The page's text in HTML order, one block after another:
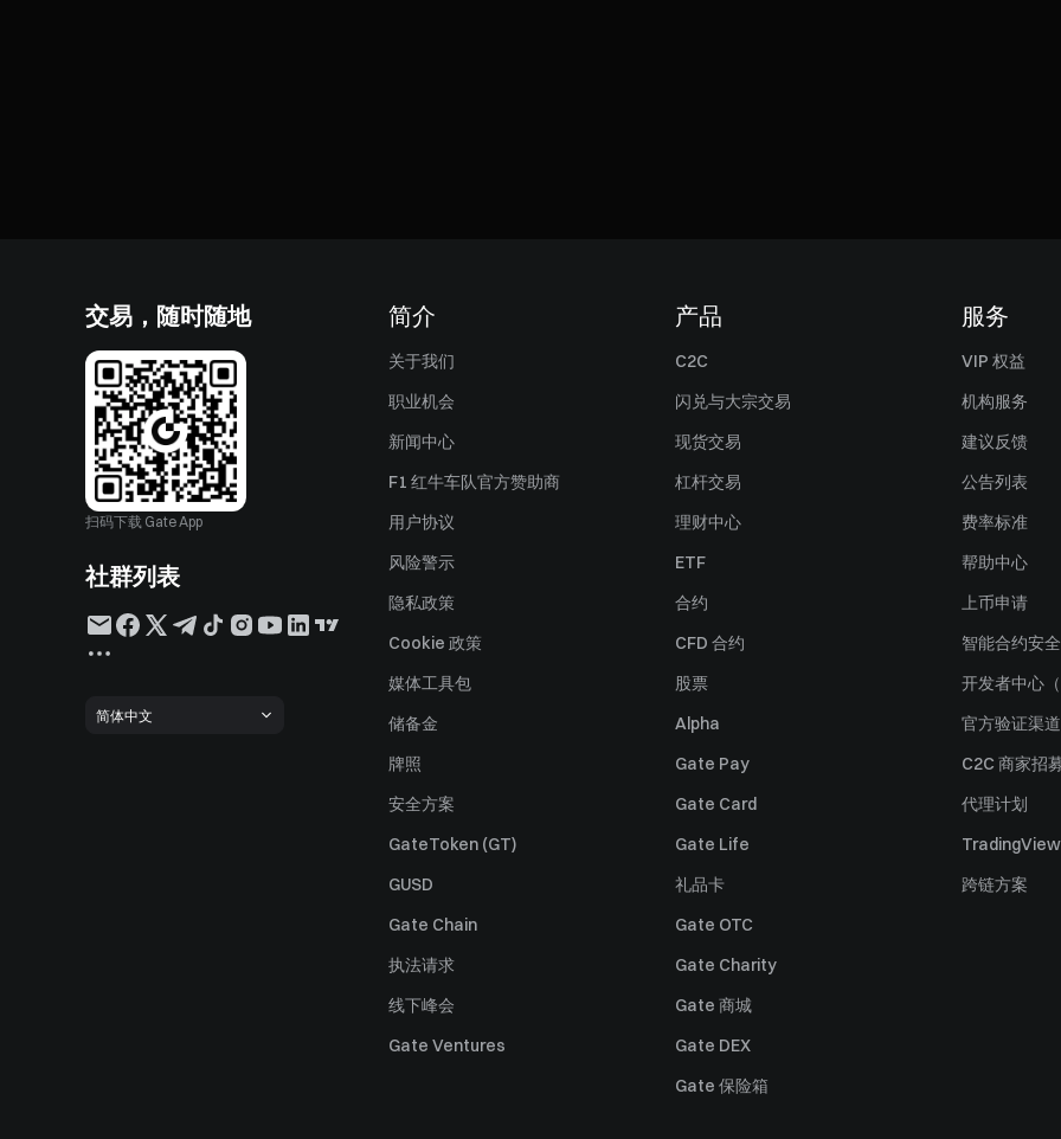
交易，随时随地
扫码下载 Gate App
社群列表
简体中文
简介
关于我们
职业机会
新闻中心
F1 红牛车队官方赞助商
用户协议
风险警示
隐私政策
Cookie 政策
媒体工具包
储备金
牌照
安全方案
GateToken (GT)
GUSD
Gate Chain
执法请求
线下峰会
Gate Ventures
产品
C2C
闪兑与大宗交易
现货交易
杠杆交易
理财中心
ETF
合约
CFD 合约
股票
Alpha
Gate Pay
Gate Card
Gate Life
礼品卡
Gate OTC
Gate Charity
Gate 商城
Gate DEX
Gate 保险箱
服务
VIP 权益
机构服务
建议反馈
公告列表
费率标准
帮助中心
上币申请
智能合约安全
开发者中心
官方验证渠道
C2C 商家招
代理计划
TradingView
跨链方案